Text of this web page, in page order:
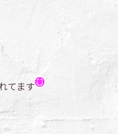
てます